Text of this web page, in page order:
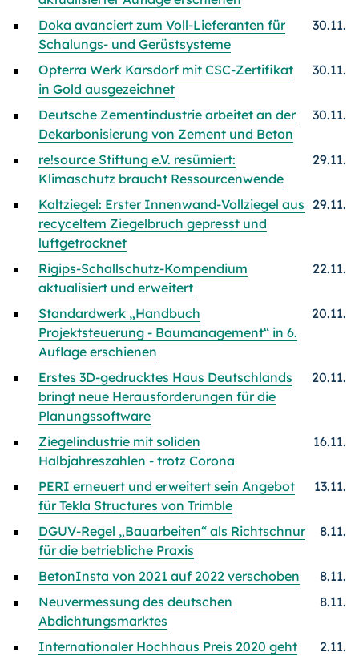
Doka avanciert zum Voll-Lieferanten für
Schalungs- und Gerüstsysteme
30.11.
Opterra Werk Karsdorf mit CSC-Zertifikat
in Gold ausgezeichnet
30.11.
Deutsche Zementindustrie arbeitet an der
Dekarbonisierung von Zement und Beton
30.11.
re!source Stiftung e.V. resümiert:
Klimaschutz braucht Ressourcenwende
29.11.
Kaltziegel: Erster Innenwand-Vollziegel aus
recyceltem Ziegelbruch gepresst und
luftgetrocknet
29.11.
Rigips-Schallschutz-Kompendium
aktualisiert und erweitert
22.11.
Standardwerk „Handbuch
Projektsteuerung - Baumanagement“ in 6.
Auflage erschienen
20.11.
Erstes 3D-gedrucktes Haus Deutschlands
bringt neue Herausforderungen für die
Planungssoftware
20.11.
Ziegelindustrie mit soliden
Halbjahreszahlen - trotz Corona
16.11.
PERI erneuert und erweitert sein Angebot
für Tekla Structures von Trimble
13.11.
DGUV-Regel „Bauarbeiten“ als Richtschnur
für die betriebliche Praxis
8.11.
BetonInsta von 2021 auf 2022 verschoben
8.11.
Neuvermessung des deutschen
Abdichtungsmarktes
8.11.
Internationaler Hochhaus Preis 2020 geht
2.11.